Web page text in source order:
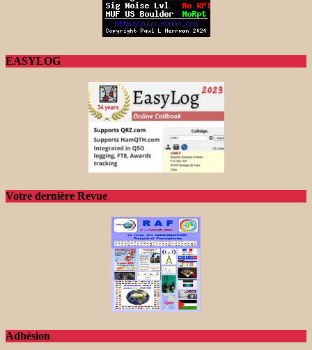
EASYLOG
Votre dernière Revue
Adhésion